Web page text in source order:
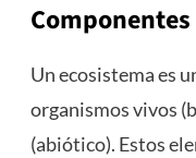
Un ecosistema es
organismos vivos
(abiótico). Estos